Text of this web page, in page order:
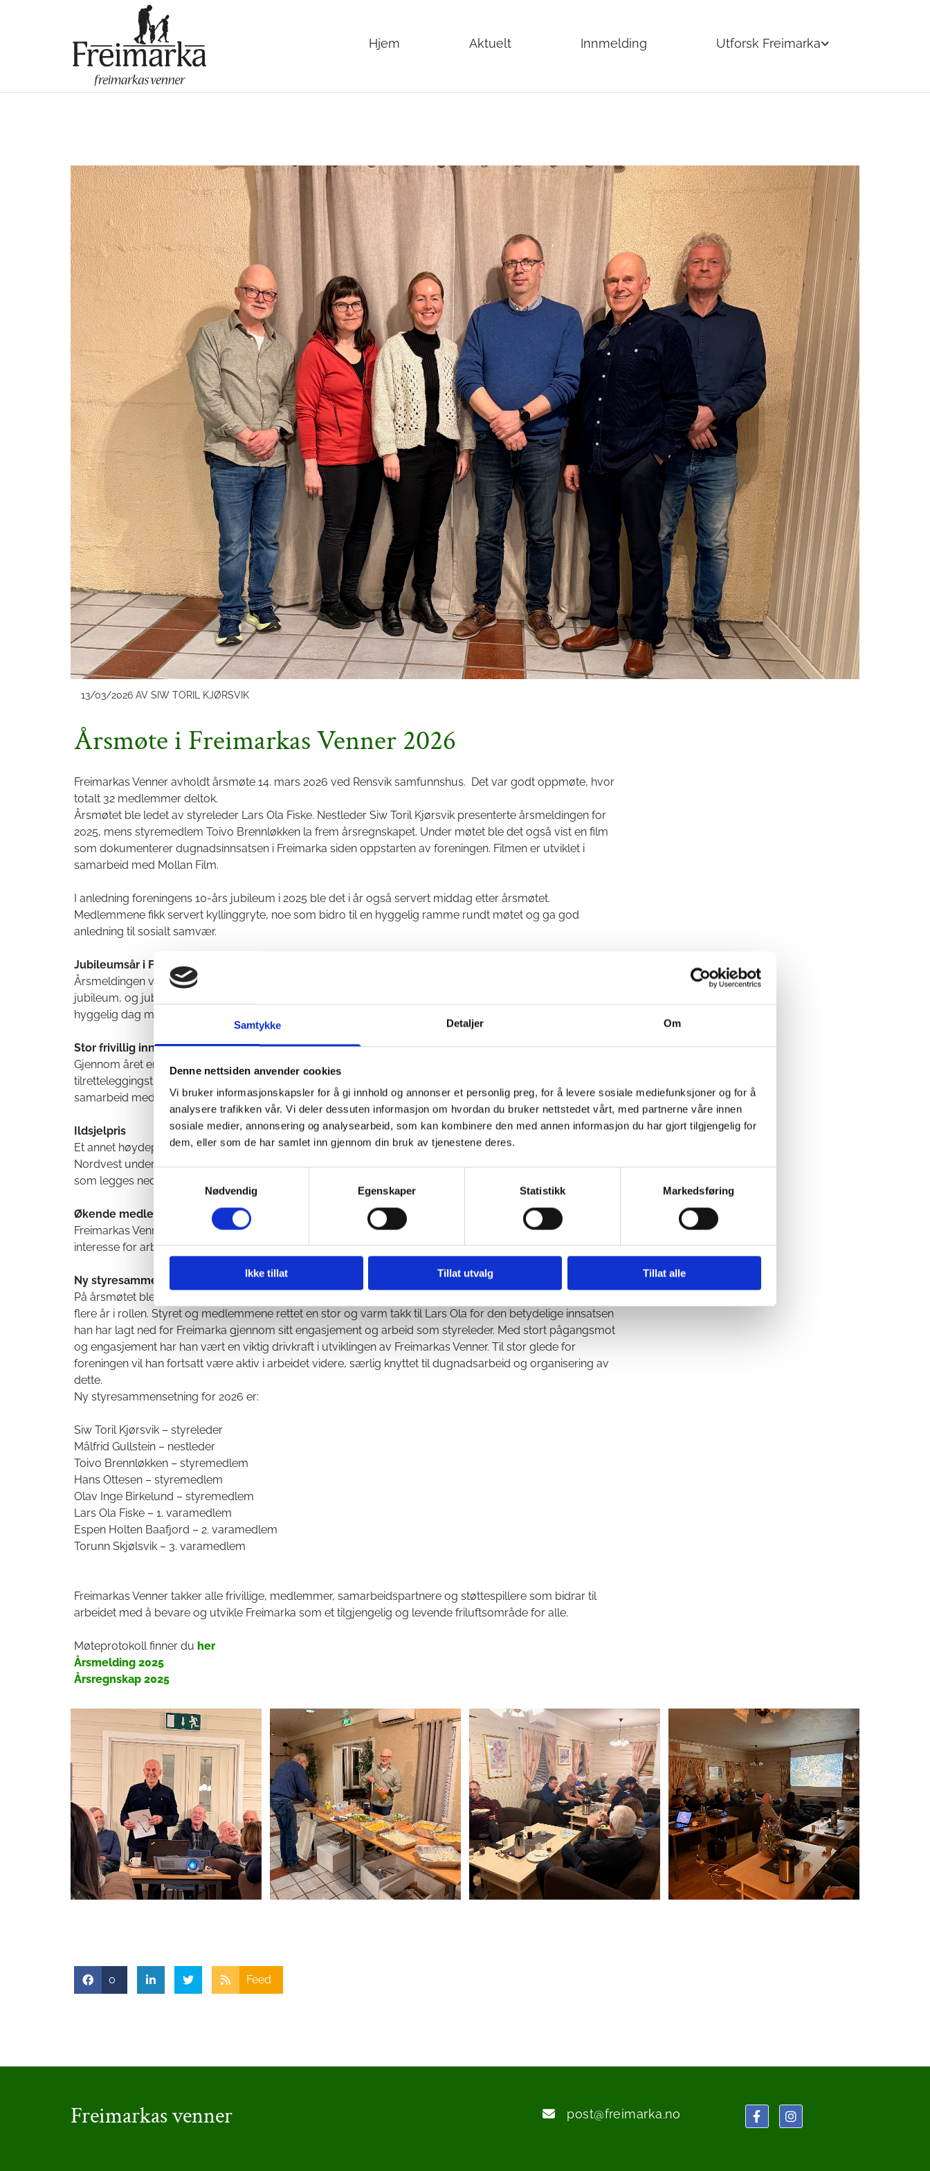
Samtykke Detaljer Om
Denne nettsiden anvender cookies
Vi bruker informasjonskapsler for å gi innhold og annonser et personlig preg, for å levere sosiale mediefunksjoner og for å
analysere trafikken vår. Vi deler dessuten informasjon om hvordan du bruker nettstedet vårt, med partnerne våre innen
sosiale medier, annonsering og analysearbeid, som kan kombinere den med annen informasjon du har gjort tilgjengelig for
dem, eller som de har samlet inn gjennom din bruk av tjenestene deres.
Nødvendig
Egenskaper Statistikk Markedsføring
Ikke tillat Tillat utvalg Tillat alle
Hjem Aktuelt Innmelding Utforsk Freimarka
13/03/2026 AV SIW TORIL KJØRSVIK
Årsmøte i Freimarkas Venner 2026
Freimarkas Venner avholdt årsmøte 14. mars 2026 ved Rensvik samfunnshus. Det var godt oppmøte, hvor
totalt 32 medlemmer deltok.
Årsmøtet ble ledet av styreleder Lars Ola Fiske. Nestleder Siw Toril Kjørsvik presenterte årsmeldingen for
2025, mens styremedlem Toivo Brennløkken la frem årsregnskapet. Under møtet ble det også vist en film
som dokumenterer dugnadsinnsatsen i Freimarka siden oppstarten av foreningen. Filmen er utviklet i
samarbeid med Mollan Film.
I anledning foreningens 10-års jubileum i 2025 ble det i år også servert middag etter årsmøtet.
Medlemmene fikk servert kyllinggryte, noe som bidro til en hyggelig ramme rundt møtet og ga god
anledning til sosialt samvær.
Jubileumsår i Freimarka
Årsmeldingen viser at 2025 har vært et aktivt år for Freimarkas Venner. Organisasjonen markerte sitt 10-års
jubileum, og jubileumsfeiringen ved Furulunden gapahuk i september samlet både store og små til en
hyggelig dag med aktiviteter og fellesskap i marka.
Stor frivillig innsats
Gjennom året er det lagt ned rundt 1830 dugnadstimer i arbeid med stier, klopper, gapahuker og andre
tilretteleggingstiltak. Kloppingen over Freiøya har vært det største prosjektet i 2025, gjennomført i godt
samarbeid med frivillige, Ørnvika og Ånes Velforening, Rensvik Velforening, Mellom AS og OnLinje AS.
Ildsjelpris
Et annet høydepunkt var at Leif Furre og Lars Ola Fiske mottok ildsjelprisen fra SpareBankstiftelsen
Nordvest under arrangement på Normoria. Prisen var en anerkjennelse av den store frivillige innsatsen
som legges ned for å utvikle og ta vare på Freimarka.
Økende medlemsengasjement
Freimarkas Venner hadde ved utgangen av 2025 rundt 490 medlemmer, noe som viser god støtte og
interesse for arbeidet med å utvikle Freimarka som nærfriluftsområde.
Ny styresammensetning
På årsmøtet ble det også valgt nytt styre. Lars Ola Fiske valgte å ikke stille til gjenvalg som styreleder etter
flere år i rollen. Styret og medlemmene rettet en stor og varm takk til Lars Ola for den betydelige innsatsen
han har lagt ned for Freimarka gjennom sitt engasjement og arbeid som styreleder. Med stort pågangsmot
og engasjement har han vært en viktig drivkraft i utviklingen av Freimarkas Venner. Til stor glede for
foreningen vil han fortsatt være aktiv i arbeidet videre, særlig knyttet til dugnadsarbeid og organisering av
dette.
Ny styresammensetning for 2026 er:
Siw Toril Kjørsvik – styreleder
Målfrid Gullstein – nestleder
Toivo Brennløkken – styremedlem
Hans Ottesen – styremedlem
Olav Inge Birkelund – styremedlem
Lars Ola Fiske – 1. varamedlem
Espen Holten Baafjord – 2. varamedlem
Torunn Skjølsvik – 3. varamedlem
Freimarkas Venner takker alle frivillige, medlemmer, samarbeidspartnere og støttespillere som bidrar til
arbeidet med å bevare og utvikle Freimarka som et tilgjengelig og levende friluftsområde for alle.
Møteprotokoll finner du her
Årsmelding 2025
Årsregnskap 2025
0 Feed
Freimarkas venner  post@freimarka.no